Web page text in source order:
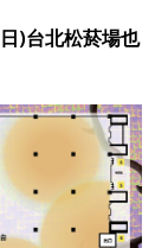
)台北松菸場也